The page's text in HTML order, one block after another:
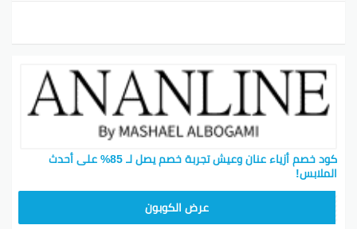
كود خصم أزياء عنان وعيش تجربة خصم يصل لـ 85% على أحدث
الملابس!
عرض الكوبون